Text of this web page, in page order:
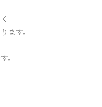
ます。
。